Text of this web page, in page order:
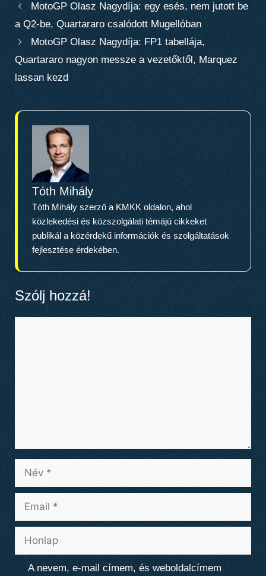
MotoGP Olasz Nagydíja: egy esés, nem jutott be
a Q2-be, Quartararo csalódott Mugellóban
MotoGP Olasz Nagydíja: FP1 tabellája,
Quartararo nagyon messze a vezetőktől, Marquez
lassan kezd
Tóth Mihály
Tóth Mihály szerző a KMKK oldalon, ahol
közlekedési és közszolgálati témájú cikkeket
publikál a közérdekű információk és szolgáltatások
fejlesztése érdekében.
Szólj hozzá!
Név
Email
Honlap
A nevem, e-mail címem, és weboldalcímem